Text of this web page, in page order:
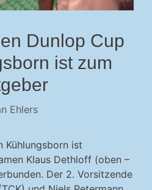
Dunlop Cup
ist zum
Ehlers
Kühlungsborn ist
Klaus Dethloff (oben –
Der 2. Vorsitzende